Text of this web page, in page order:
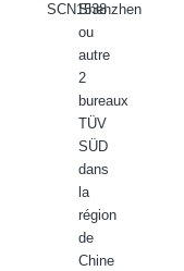
SCN1538Shenzhen
ou
autre
2
bureaux
TÜV
SÜD
dans
la
région
de
Chine